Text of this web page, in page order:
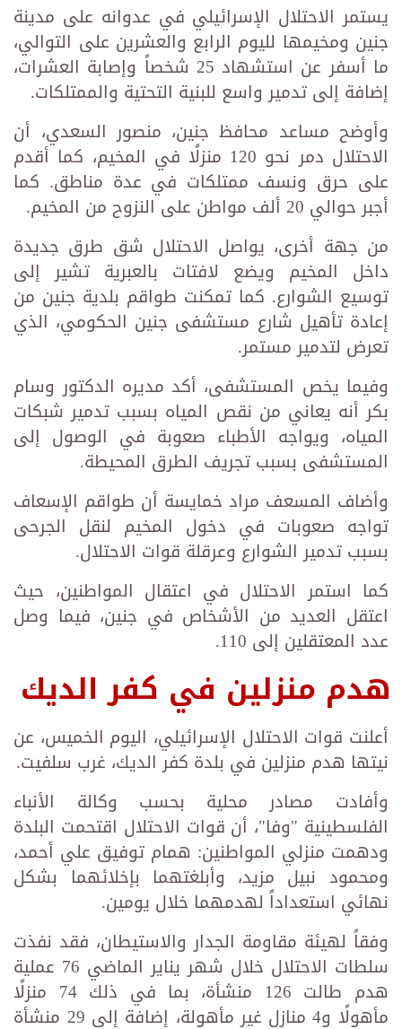
يستمر الاحتلال الإسرائيلي في عدوانه على مدينة
جنين ومخيمها لليوم الرابع والعشرين على التوالي،
ما أسفر عن استشهاد 25 شخصاً وإصابة العشرات،
إضافة إلى تدمير واسع للبنية التحتية والممتلكات.
وأوضح مساعد محافظ جنين، منصور السعدي، أن
الاحتلال دمر نحو 120 منزلًا في المخيم، كما أقدم
على حرق ونسف ممتلكات في عدة مناطق. كما
أجبر حوالي 20 ألف مواطن على النزوح من المخيم.
من جهة أخرى، يواصل الاحتلال شق طرق جديدة
داخل المخيم ويضع لافتات بالعبرية تشير إلى
توسيع الشوارع. كما تمكنت طواقم بلدية جنين من
إعادة تأهيل شارع مستشفى جنين الحكومي، الذي
تعرض لتدمير مستمر.
وفيما يخص المستشفى، أكد مديره الدكتور وسام
بكر أنه يعاني من نقص المياه بسبب تدمير شبكات
المياه، ويواجه الأطباء صعوبة في الوصول إلى
المستشفى بسبب تجريف الطرق المحيطة.
وأضاف المسعف مراد خمايسة أن طواقم الإسعاف
تواجه صعوبات في دخول المخيم لنقل الجرحى
بسبب تدمير الشوارع وعرقلة قوات الاحتلال.
كما استمر الاحتلال في اعتقال المواطنين، حيث
اعتقل العديد من الأشخاص في جنين، فيما وصل
عدد المعتقلين إلى 110.
هدم منزلين في كفر الديك
أعلنت قوات الاحتلال الإسرائيلي، اليوم الخميس، عن
نيتها هدم منزلين في بلدة كفر الديك، غرب سلفيت.
وأفادت مصادر محلية بحسب وكالة الأنباء
الفلسطينية "وفا"، أن قوات الاحتلال اقتحمت البلدة
ودهمت منزلي المواطنين: همام توفيق علي أحمد،
ومحمود نبيل مزيد، وأبلغتهما بإخلائهما بشكل
نهائي استعداداً لهدمهما خلال يومين.
وفقاً لهيئة مقاومة الجدار والاستيطان، فقد نفذت
سلطات الاحتلال خلال شهر يناير الماضي 76 عملية
هدم طالت 126 منشأة، بما في ذلك 74 منزلًا
مأهولًا و4 منازل غير مأهولة، إضافة إلى 29 منشأة